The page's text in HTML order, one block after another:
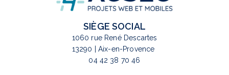
SIÈGE SOCIAL
1060 rue René Descartes
13290 | Aix-en-Provence
04 42 38 70 46